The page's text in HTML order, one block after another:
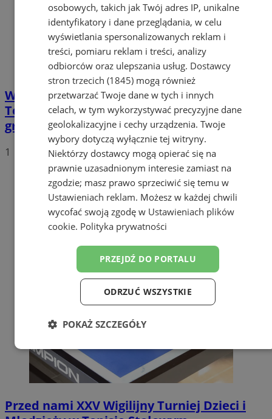
Wigilijny Turniej Dzieci i Młodzieży w
Tenisie Stołowym – XXVI edycja już 21
grudnia
1
Przed nami XXV Wigilijny Turniej Dzieci i
osobowych, takich jak Twój adres IP, unikalne
identyfikatory i dane przeglądania, w celu
wyświetlania spersonalizowanych reklam i
treści, pomiaru reklam i treści, analizy
odbiorców oraz ulepszania usług. Dostawcy
stron trzecich (1845) mogą również
przetwarzać Twoje dane w tych i innych
celach, w tym wykorzystywać precyzyjne dane
geolokalizacyjne i cechy urządzenia. Twoje
wybory dotyczą wyłącznie tej witryny.
Niektórzy dostawcy mogą opierać się na
prawnie uzasadnionym interesie zamiast na
zgodzie; masz prawo sprzeciwić się temu w
Ustawieniach reklam. Możesz w każdej chwili
wycofać swoją zgodę w Ustawieniach plików
cookie. Polityka prywatności
PRZEJDŹ DO PORTALU
ODRZUĆ WSZYSTKIE
POKAŻ SZCZEGÓŁY
Niezbędne Wydajność Targetowanie
Funkcjonalność Niesklasyfikowane